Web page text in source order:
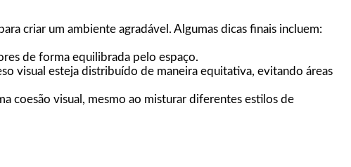
criar um ambiente agradável. Algumas dicas finais incluem:
de forma equilibrada pelo espaço.
visual esteja distribuído de maneira equitativa, evitando áreas
coesão visual, mesmo ao misturar diferentes estilos de